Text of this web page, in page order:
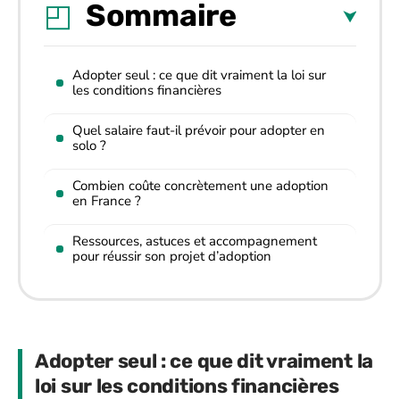
Sommaire
Adopter seul : ce que dit vraiment la loi sur
les conditions financières
Quel salaire faut-il prévoir pour adopter en
solo ?
Combien coûte concrètement une adoption
en France ?
Ressources, astuces et accompagnement
pour réussir son projet d’adoption
Adopter seul : ce que dit vraiment la
loi sur les conditions financières